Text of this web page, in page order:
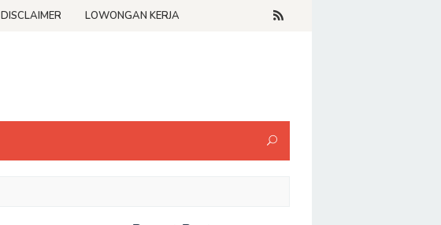
DISCLAIMER LOWONGAN KERJA